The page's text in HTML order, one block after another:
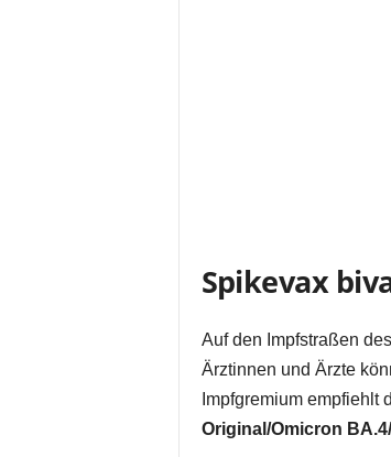
Spikevax
Auf den Impfstraßen
Ärztinnen und Ärzte
Impfgremium empfiehlt
Original/Omicron